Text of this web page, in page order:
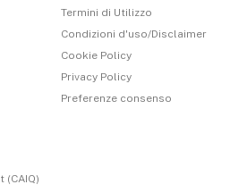
Termini di Utilizzo
Condizioni d'uso/Disclaimer
Cookie Policy
Privacy Policy
Preferenze consenso
(CAIQ)